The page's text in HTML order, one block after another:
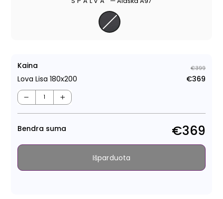
Kaina
Lova Lisa 180x200
€399
€369
− +
Bendra suma €369
Išparduota